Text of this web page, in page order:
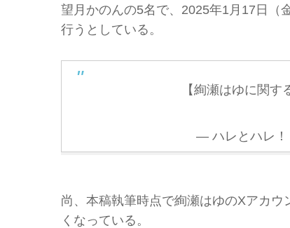
望月かのんの5名で、2025年1月17日（
行うとしている。
【絢瀬はゆに関す
— ハレとハレ！
尚、本稿執筆時点で絢瀬はゆのXアカ
くなっている。